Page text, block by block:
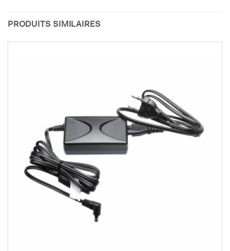
PRODUITS SIMILAIRES